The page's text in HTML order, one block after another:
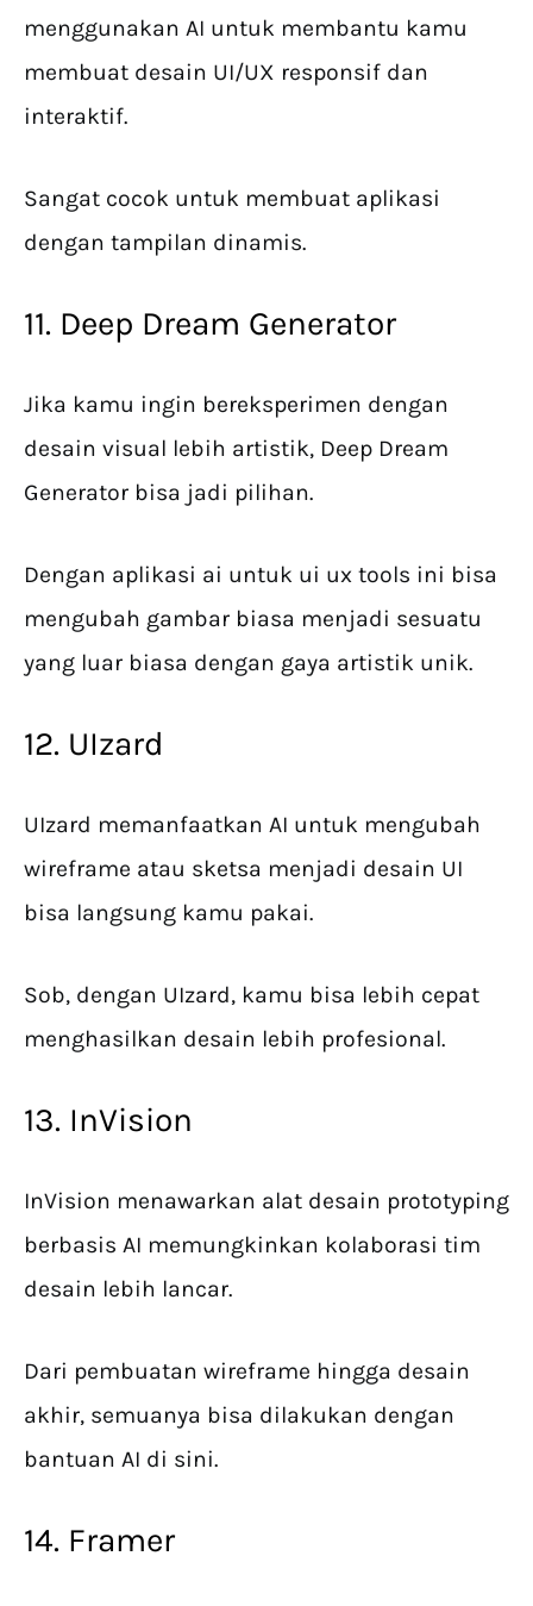
menggunakan AI untuk membantu kamu
membuat desain UI/UX responsif dan
interaktif.
Sangat cocok untuk membuat aplikasi
dengan tampilan dinamis.
11. Deep Dream Generator
Jika kamu ingin bereksperimen dengan
desain visual lebih artistik, Deep Dream
Generator bisa jadi pilihan.
Dengan aplikasi ai untuk ui ux tools ini bisa
mengubah gambar biasa menjadi sesuatu
yang luar biasa dengan gaya artistik unik.
12. UIzard
UIzard memanfaatkan AI untuk mengubah
wireframe atau sketsa menjadi desain UI
bisa langsung kamu pakai.
Sob, dengan UIzard, kamu bisa lebih cepat
menghasilkan desain lebih profesional.
13. InVision
InVision menawarkan alat desain prototyping
berbasis AI memungkinkan kolaborasi tim
desain lebih lancar.
Dari pembuatan wireframe hingga desain
akhir, semuanya bisa dilakukan dengan
bantuan AI di sini.
14. Framer